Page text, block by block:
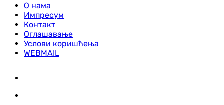
О нама
Импресум
Контакт
Оглашавање
Услови коришћења
WEBMAIL